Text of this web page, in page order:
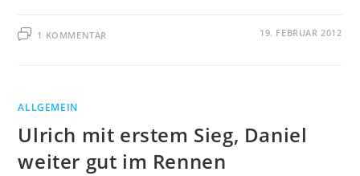
1 KOMMENTAR 19. FEBRUAR 2012
ALLGEMEIN
Ulrich mit erstem Sieg, Daniel
weiter gut im Rennen